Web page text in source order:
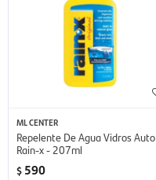
ML CENTER
Repelente De Agua Vidros Auto
Rain-x - 207ml
$ 590